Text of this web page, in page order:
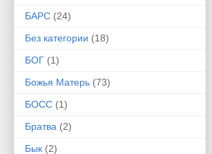
БАРС (24)
Без категории (18)
БОГ (1)
Божья Матерь (73)
БОСС (1)
Братва (2)
Бык (2)